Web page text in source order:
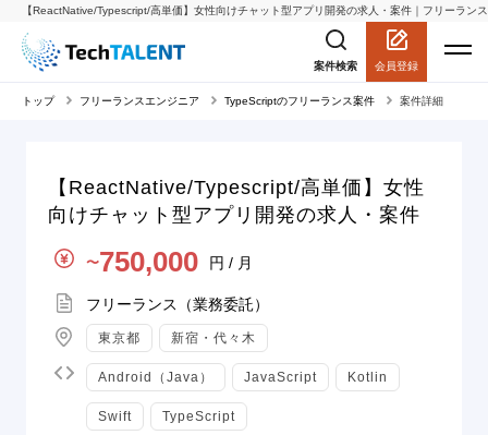
【ReactNative/Typescript/高単価】女性向けチャット型アプリ開発の求人・案件｜フリーラン
案件検索 会員登録
トップ フリーランスエンジニア TypeScriptのフリーランス案件 案件詳細
【ReactNative/Typescript/高単価】女性
向けチャット型アプリ開発の求人・案件
単価
〜750,000 円 / 月
地域
東京都 新宿・代々木
フリーランス（業務委託）
言語
Android（Java） JavaScript Kotlin
Swift TypeScript